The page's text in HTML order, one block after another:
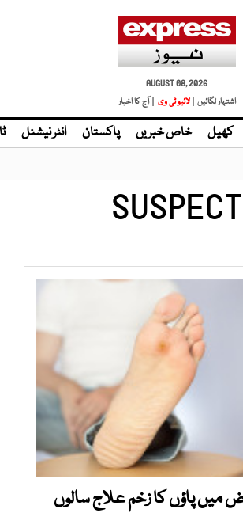
AUGUST 08, 2026
اشتہار لگائیں | لائیو ٹی وی | آج کا اخبار
کھیل خاص خبریں پاکستان انٹر نیشنل
SUSPECT
میں پاؤں کا زخم علاج سالوں